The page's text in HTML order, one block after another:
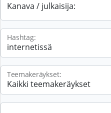
Kanava / julkaisija:
Hashtag:
Teemakeräykset: